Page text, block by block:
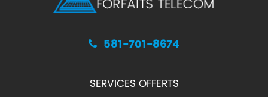
581-701-8674
SERVICES OFFERTS